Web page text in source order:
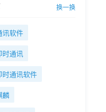
换一换
讯软件
时通讯
时通讯软件
麟